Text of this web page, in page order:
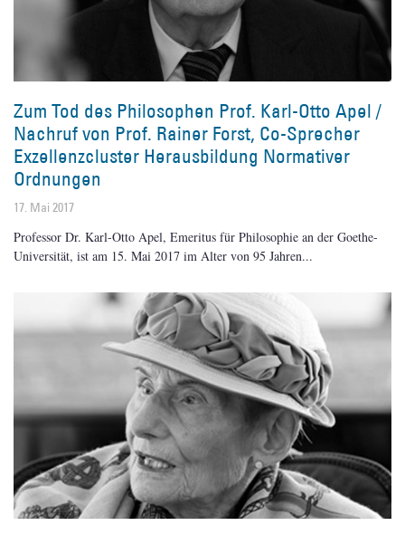
Zum Tod des Philosophen Prof. Karl-Otto Apel /
Nachruf von Prof. Rainer Forst, Co-Sprecher
Exzellenzcluster Herausbildung Normativer
Ordnungen
17. Mai 2017
Professor Dr. Karl-Otto Apel, Emeritus für Philosophie an der Goethe-
Universität, ist am 15. Mai 2017 im Alter von 95 Jahren